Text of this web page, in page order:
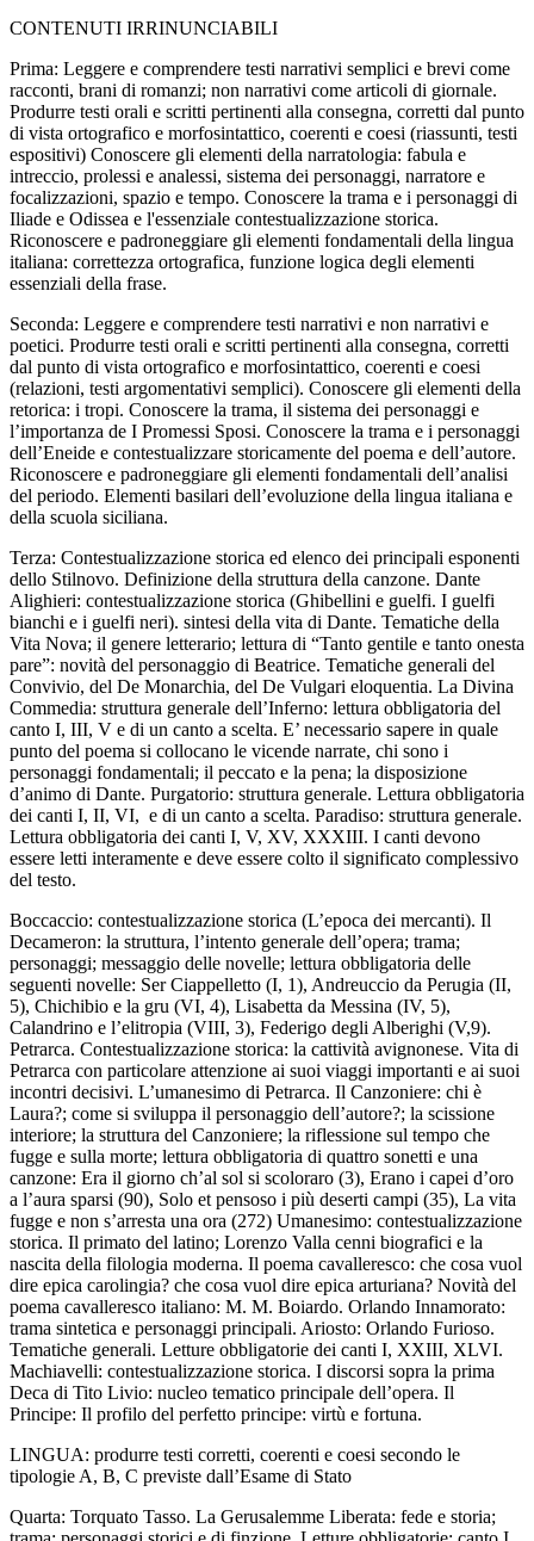
CONTENUTI IRRINUNCIABILI
Prima: Leggere e comprendere testi narrativi semplici e brevi come
racconti, brani di romanzi; non narrativi come articoli di giornale.
Produrre testi orali e scritti pertinenti alla consegna, corretti dal punto
di vista ortografico e morfosintattico, coerenti e coesi (riassunti, testi
espositivi) Conoscere gli elementi della narratologia: fabula e
intreccio, prolessi e analessi, sistema dei personaggi, narratore e
focalizzazioni, spazio e tempo. Conoscere la trama e i personaggi di
Iliade e Odissea e l'essenziale contestualizzazione storica.
Riconoscere e padroneggiare gli elementi fondamentali della lingua
italiana: correttezza ortografica, funzione logica degli elementi
essenziali della frase.
Seconda: Leggere e comprendere testi narrativi e non narrativi e
poetici. Produrre testi orali e scritti pertinenti alla consegna, corretti
dal punto di vista ortografico e morfosintattico, coerenti e coesi
(relazioni, testi argomentativi semplici). Conoscere gli elementi della
retorica: i tropi. Conoscere la trama, il sistema dei personaggi e
l’importanza de I Promessi Sposi. Conoscere la trama e i personaggi
dell’Eneide e contestualizzare storicamente del poema e dell’autore.
Riconoscere e padroneggiare gli elementi fondamentali dell’analisi
del periodo. Elementi basilari dell’evoluzione della lingua italiana e
della scuola siciliana.
Terza: Contestualizzazione storica ed elenco dei principali esponenti
dello Stilnovo. Definizione della struttura della canzone. Dante
Alighieri: contestualizzazione storica (Ghibellini e guelfi. I guelfi
bianchi e i guelfi neri). sintesi della vita di Dante. Tematiche della
Vita Nova; il genere letterario; lettura di “Tanto gentile e tanto onesta
pare”: novità del personaggio di Beatrice. Tematiche generali del
Convivio, del De Monarchia, del De Vulgari eloquentia. La Divina
Commedia: struttura generale dell’Inferno: lettura obbligatoria del
canto I, III, V e di un canto a scelta. E’ necessario sapere in quale
punto del poema si collocano le vicende narrate, chi sono i
personaggi fondamentali; il peccato e la pena; la disposizione
d’animo di Dante. Purgatorio: struttura generale. Lettura obbligatoria
dei canti I, II, VI, e di un canto a scelta. Paradiso: struttura generale.
Lettura obbligatoria dei canti I, V, XV, XXXIII. I canti devono
essere letti interamente e deve essere colto il significato complessivo
del testo.
Boccaccio: contestualizzazione storica (L’epoca dei mercanti). Il
Decameron: la struttura, l’intento generale dell’opera; trama;
personaggi; messaggio delle novelle; lettura obbligatoria delle
seguenti novelle: Ser Ciappelletto (I, 1), Andreuccio da Perugia (II,
5), Chichibio e la gru (VI, 4), Lisabetta da Messina (IV, 5),
Calandrino e l’elitropia (VIII, 3), Federigo degli Alberighi (V,9).
Petrarca. Contestualizzazione storica: la cattività avignonese. Vita di
Petrarca con particolare attenzione ai suoi viaggi importanti e ai suoi
incontri decisivi. L’umanesimo di Petrarca. Il Canzoniere: chi è
Laura?; come si sviluppa il personaggio dell’autore?; la scissione
interiore; la struttura del Canzoniere; la riflessione sul tempo che
fugge e sulla morte; lettura obbligatoria di quattro sonetti e una
canzone: Era il giorno ch’al sol si scoloraro (3), Erano i capei d’oro
a l’aura sparsi (90), Solo et pensoso i più deserti campi (35), La vita
fugge e non s’arresta una ora (272) Umanesimo: contestualizzazione
storica. Il primato del latino; Lorenzo Valla cenni biografici e la
nascita della filologia moderna. Il poema cavalleresco: che cosa vuol
dire epica carolingia? che cosa vuol dire epica arturiana? Novità del
poema cavalleresco italiano: M. M. Boiardo. Orlando Innamorato:
trama sintetica e personaggi principali. Ariosto: Orlando Furioso.
Tematiche generali. Letture obbligatorie dei canti I, XXIII, XLVI.
Machiavelli: contestualizzazione storica. I discorsi sopra la prima
Deca di Tito Livio: nucleo tematico principale dell’opera. Il
Principe: Il profilo del perfetto principe: virtù e fortuna.
LINGUA: produrre testi corretti, coerenti e coesi secondo le
tipologie A, B, C previste dall’Esame di Stato
Quarta: Torquato Tasso. La Gerusalemme Liberata: fede e storia;